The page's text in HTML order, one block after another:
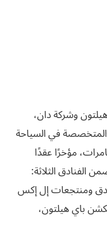
وشركة دان،
في السياحة
مؤخرًا عقدًا
الفنادق الثلاثة:
ومنتجعات إل إكس
باي هيلتون،